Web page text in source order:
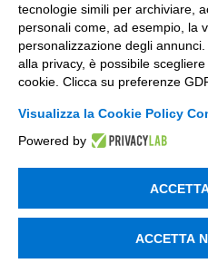
Contacts
+39 0522 733711
tecnologie simili per archiviare,
personali come, ad esempio, la
personalizzazione degli
alla privacy, è possibile
cookie. Clicca su preferenze
Visualizza la Cookie Policy
Powered by
ACCETTA